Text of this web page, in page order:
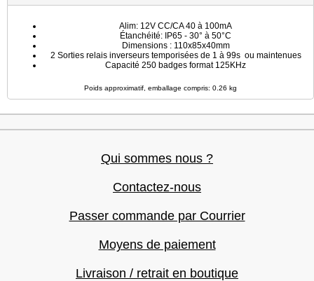
Alim: 12V CC/CA 40 à 100mA
Étanchéité: IP65 - 30° à 50°C
Dimensions : 110x85x40mm
2 Sorties relais inverseurs temporisées de 1 à 99s ou maintenues
Capacité 250 badges format 125KHz
Poids approximatif, emballage compris: 0.26 kg
Qui sommes nous ?
Contactez-nous
Passer commande par Courrier
Moyens de paiement
Livraison / retrait en boutique